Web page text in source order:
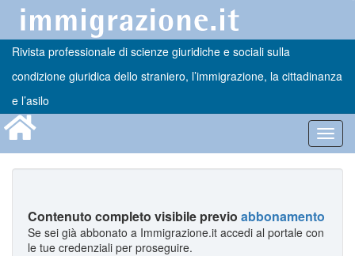
Rivista professionale di scienze giuridiche e sociali sulla
condizione giuridica dello straniero, l’immigrazione, la cittadinanza
e l’asilo
Contenuto completo visibile previo abbonamento
Se sei già abbonato a Immigrazione.it accedi al portale con
le tue credenziali per proseguire.